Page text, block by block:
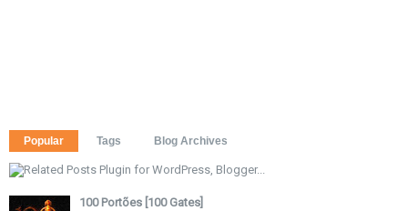
Popular Tags Blog Archives
100 Portões [100 Gates]